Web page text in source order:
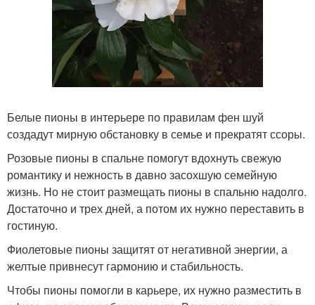
Белые пионы в интерьере по правилам фен шуй
создадут мирную обстановку в семье и прекратят ссоры.
Розовые пионы в спальне помогут вдохнуть свежую
романтику и нежность в давно засохшую семейную
жизнь. Но не стоит размещать пионы в спальню надолго.
Достаточно и трех дней, а потом их нужно переставить в
гостиную.
Фиолетовые пионы защитят от негативной энергии, а
желтые привнесут гармонию и стабильность.
Чтобы пионы помогли в карьере, их нужно разместить в